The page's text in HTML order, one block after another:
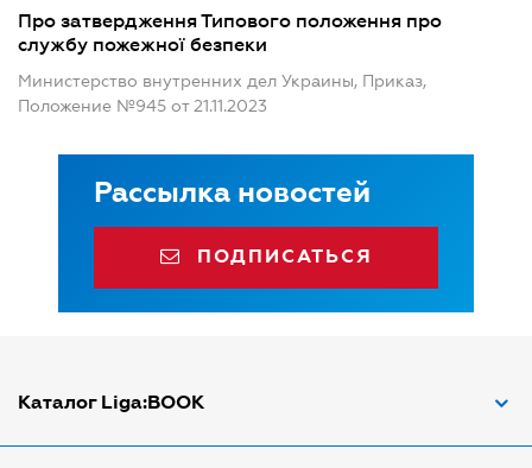
Про затвердження Типового положення про
службу пожежної безпеки
Министерство внутренних дел Украины, Приказ,
Положение №945 от 21.11.2023
Рассылка новостей
ПОДПИСАТЬСЯ
Каталог Liga:BOOK